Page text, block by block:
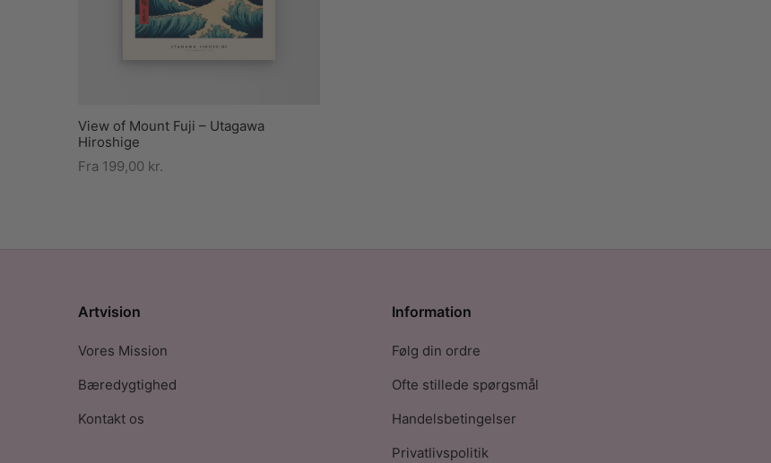
View of Mount Fuji – Utagawa
Hiroshige
Fra 199,00 kr.
Information
Følg din ordre
Ofte stillede spørgsmål
Handelsbetingelser
Privatlivspolitik
Artvision
Vores Mission
Bæredygtighed
Kontakt os